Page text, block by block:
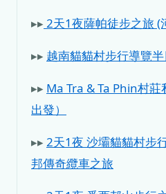
▸▸ 2天1夜薩帕徒步之旅 (
▸▸ 越南貓貓村步行導覽半
▸▸ Ma Tra & Ta Phin村
出發）
▸▸ 2天1夜 沙壩貓貓村步
邦傳奇纜車之旅